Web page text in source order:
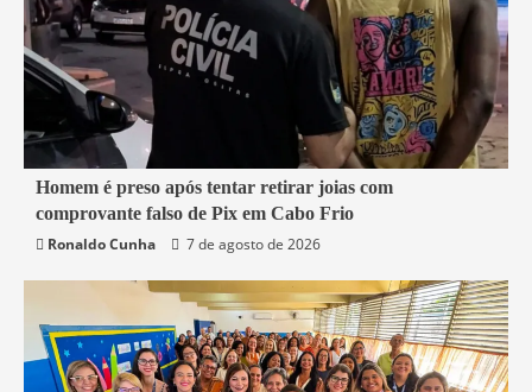
2 min read
Cabo Frio
Segurança
Homem é preso após tentar retirar joias com
comprovante falso de Pix em Cabo Frio
Ronaldo Cunha
7 de agosto de 2026